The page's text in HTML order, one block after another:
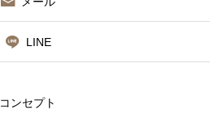
LINE
コンセプト